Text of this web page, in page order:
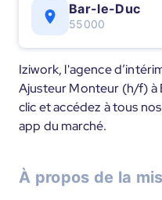
Bar-le-Duc
55000
Iziwork, l'agence
Ajusteur Monteur (h/f) à
clic et accédez à tous
app du marché.
À propos de la